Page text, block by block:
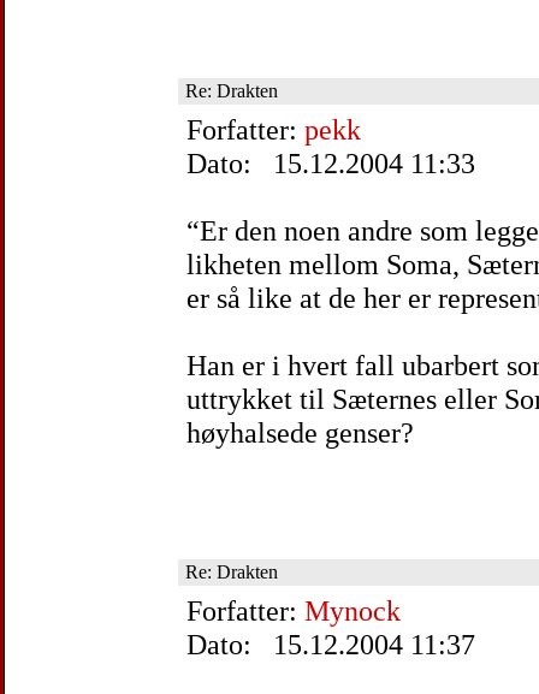
Re: Drakten
Forfatter: pekk
Dato: 15.12.2004 11:33
“Er den noen andre som
likheten mellom Soma,
er så like at de her er
Han er i hvert fall ubarbert
uttrykket til Sæternes eller
høyhalsede genser?
Re: Drakten
Forfatter: Mynock
Dato: 15.12.2004 11:37